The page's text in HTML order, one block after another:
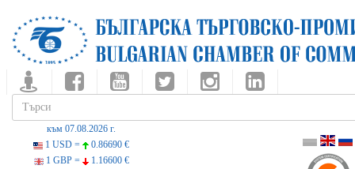
към 07.08.2026 г.
1 USD =
0.86690 €
1 GBP =
1.16600 €